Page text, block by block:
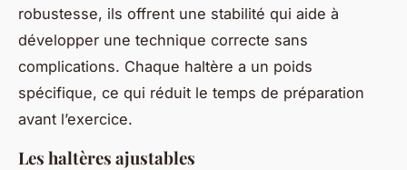
robustesse, ils offrent une stabilité qui aide à
développer une technique correcte sans
complications. Chaque haltère a un poids
spécifique, ce qui réduit le temps de préparation
avant l’exercice.
Les haltères ajustables